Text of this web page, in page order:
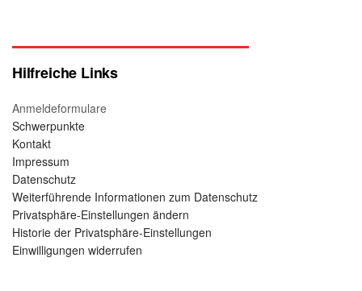
Hilfreiche Links
Anmeldeformulare
Schwerpunkte
Kontakt
Impressum
Datenschutz
Weiterführende Informationen zum Datenschutz
Privatsphäre-Einstellungen ändern
Historie der Privatsphäre-Einstellungen
Einwilligungen widerrufen